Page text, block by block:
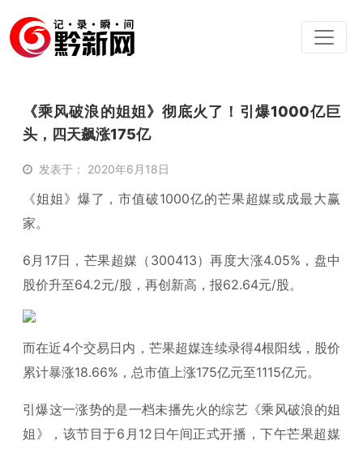
《乘风破浪的姐姐》彻底火了！引爆1000亿巨
头，四天飙涨175亿
发表于： 2020年6月18日
《姐姐》爆了，市值破1000亿的芒果超媒或成最大赢
家。
6月17日，芒果超媒（300413）再度大涨4.05%，盘中
股价升至64.2元/股，再创新高，报62.64元/股。
而在近4个交易日内，芒果超媒连续录得4根阳线，股价
累计暴涨18.66%，总市值上涨175亿元至1115亿元。
引爆这一涨势的是一档未播先火的综艺《乘风破浪的姐
姐》，该节目于6月12日午间正式开播，下午芒果超媒